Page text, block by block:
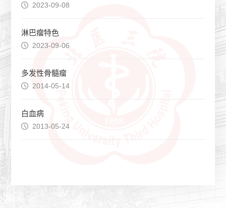
2023-09-08
淋巴瘤特色
2023-09-06
多发性骨髓瘤
2014-05-14
白血病
2013-05-24